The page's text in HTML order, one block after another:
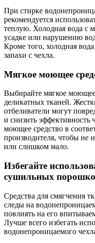
При стирке
рекомендуется
теплую. Холодная вода с
усадке или нарушению
Кроме того, холодная
запахи с чехла.
Мягкое моющее
Выбирайте мягкое
деликатных тканей.
отбеливатели могут
и снизить эффективность
моющее средство в
производителя, чтобы не
или слишком мало.
Избегайте
сушильных
Средства для смягчения
следы на
повлиять на его
Лучше всего избегать
водонепроницаемого